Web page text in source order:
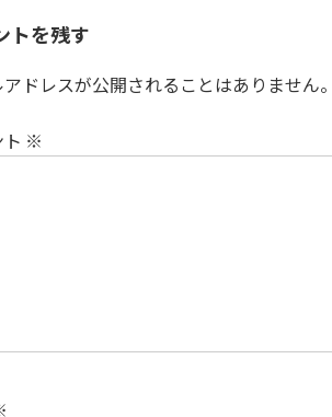
トを残す
アドレスが公開されることはありません。
※